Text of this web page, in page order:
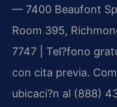
— 7400 Beaufont
Room 395,
7747 | Tel?fono
con cita previa.
ubicaci?n al (888)